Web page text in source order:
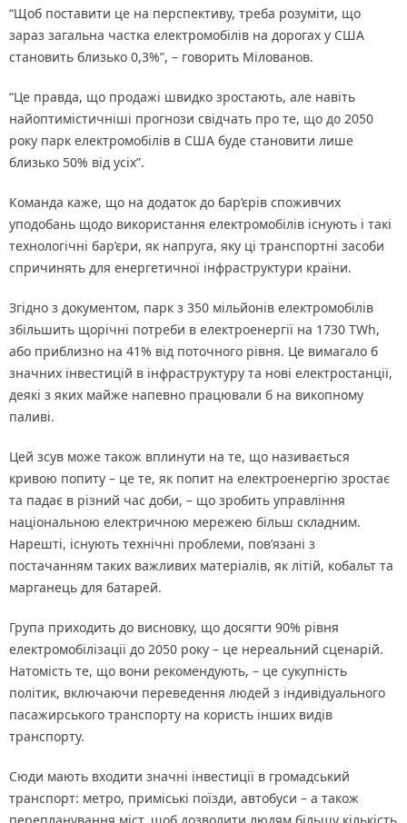
“Щоб поставити це на перспективу, треба розуміти, що
зараз загальна частка електромобілів на дорогах у США
становить близько 0,3%”, – говорить Мілованов.
“Це правда, що продажі швидко зростають, але навіть
найоптимістичніші прогнози свідчать про те, що до 2050
року парк електромобілів в США буде становити лише
близько 50% від усіх”.
Команда каже, що на додаток до бар’єрів споживчих
уподобань щодо використання електромобілів існують і такі
технологічні бар’єри, як напруга, яку ці транспортні засоби
спричинять для енергетичної інфраструктури країни.
Згідно з документом, парк з 350 мільйонів електромобілів
збільшить щорічні потреби в електроенергії на 1730 TWh,
або приблизно на 41% від поточного рівня. Це вимагало б
значних інвестицій в інфраструктуру та нові електростанції,
деякі з яких майже напевно працювали б на викопному
паливі.
Цей зсув може також вплинути на те, що називається
кривою попиту – це те, як попит на електроенергію зростає
та падає в різний час доби, – що зробить управління
національною електричною мережею більш складним.
Нарешті, існують технічні проблеми, пов’язані з
постачанням таких важливих матеріалів, як літій, кобальт та
марганець для батарей.
Група приходить до висновку, що досягти 90% рівня
електромобілізації до 2050 року – це нереальний сценарій.
Натомість те, що вони рекомендують, – це сукупність
політик, включаючи переведення людей з індивідуального
пасажирського транспорту на користь інших видів
транспорту.
Сюди мають входити значні інвестиції в громадський
транспорт: метро, ​​приміські поїзди, автобуси – а також